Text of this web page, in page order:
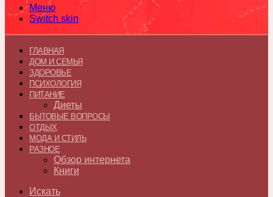
Меню
Switch skin
ГЛАВНАЯ
ДОМ И СЕМЬЯ
ЗДОРОВЬЕ
ПСИХОЛОГИЯ
ПИТАНИЕ
Диеты
БЫТОВЫЕ ВОПРОСЫ
ОТДЫХ
МОДА И СТИЛЬ
РАЗНОЕ
Обзор интернета
Книги
Искать